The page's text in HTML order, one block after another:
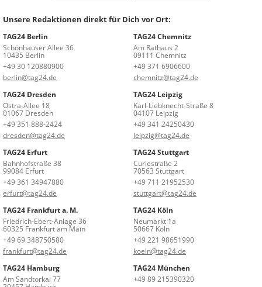
Unsere Redaktionen direkt für Dich vor Ort:
TAG24 Berlin
Schönhauser Allee 36
10435 Berlin
+49 30 120880900
berlin@tag24.de
TAG24 Chemnitz
Am Rathaus 2
09111 Chemnitz
+49 371 6906600
chemnitz@tag24.de
TAG24 Dresden
Ostra-Allee 18
01067 Dresden
+49 351 888-2424
dresden@tag24.de
TAG24 Leipzig
Karl-Liebknecht-Straße 8
04107 Leipzig
+49 341 24250430
leipzig@tag24.de
TAG24 Erfurt
Bahnhofstraße 38
99084 Erfurt
+49 361 34947880
erfurt@tag24.de
TAG24 Stuttgart
Curiestraße 2
70563 Stuttgart
+49 711 21952530
stuttgart@tag24.de
TAG24 Frankfurt a. M.
Friedrich-Ebert-Anlage 36
60325 Frankfurt am Main
+49 69 348750580
frankfurt@tag24.de
TAG24 Köln
Neumarkt 1a
50667 Köln
+49 221 98651990
koeln@tag24.de
TAG24 Hamburg
Am Sandtorkai 77
TAG24 München
+49 89 215390320